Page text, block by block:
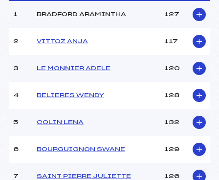
2.9 km
Point Bas :
U15
1 BRADFORD ARAMINTHA 127
2 VITTOZ ANJA 117
3 LE MONNIER ADELE 120
4 BELIERES WENDY 128
5 COLIN LENA 132
6 BOURGUIGNON SWANE 129
7 SAINT PIERRE JULIETTE 126